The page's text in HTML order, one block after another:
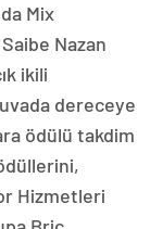
Mix
Nazan
ikili
dereceye
ödülü takdim
Hizmetleri